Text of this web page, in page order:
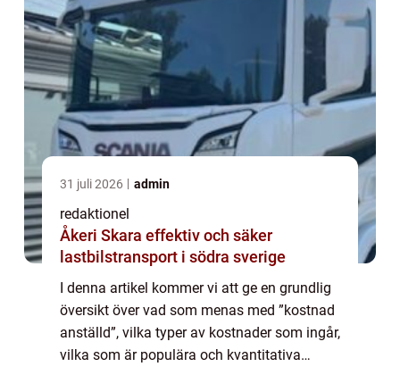
31 juli 2026 admin
redaktionel
Åkeri Skara effektiv och säker
lastbilstransport i södra sverige
I denna artikel kommer vi att ge en grundlig
översikt över vad som menas med ”kostnad
anställd”, vilka typer av kostnader som ingår,
vilka som är populära och kvantitativa